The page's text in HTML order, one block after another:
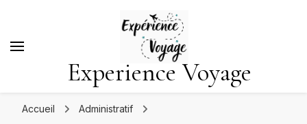
Experience Voyage
Accueil
Administratif